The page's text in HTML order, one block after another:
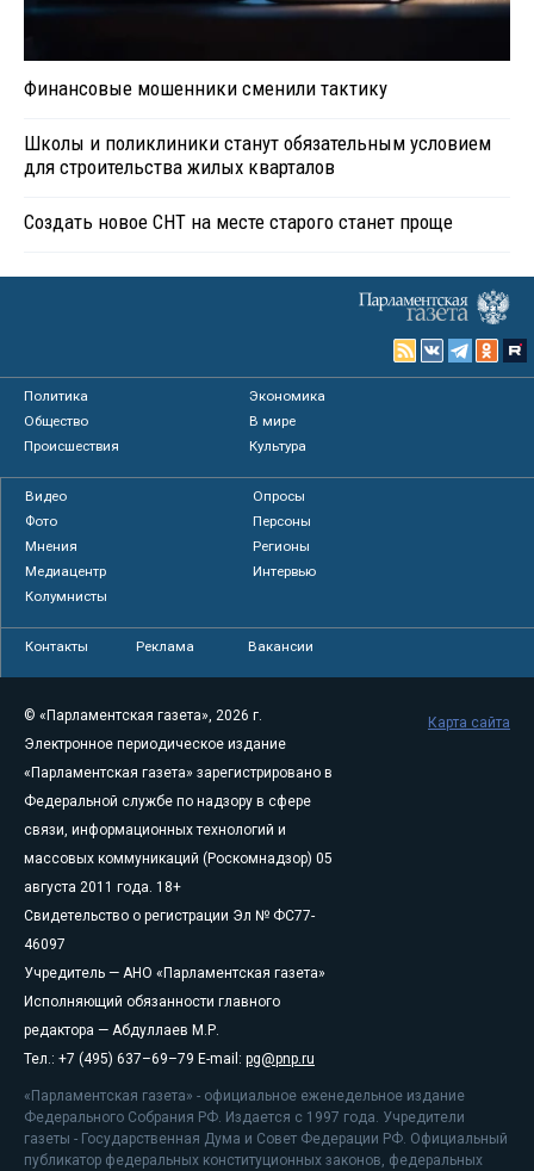
Финансовые мошенники сменили тактику
Школы и поликлиники станут обязательным условием
для строительства жилых кварталов
Создать новое СНТ на месте старого станет проще
Политика
Экономика
Общество
В мире
Происшествия
Культура
Видео
Опросы
Фото
Персоны
Мнения
Регионы
Медиацентр
Интервью
Колумнисты
Контакты Реклама Вакансии
© «Парламентская газета», 2026 г.
Электронное периодическое издание
«Парламентская газета» зарегистрировано в
Федеральной службе по надзору в сфере
связи, информационных технологий и
массовых коммуникаций (Роскомнадзор) 05
августа 2011 года. 18+
Свидетельство о регистрации Эл № ФС77-
46097
Учредитель — АНО «Парламентская газета»
Исполняющий обязанности главного
редактора — Абдуллаев М.Р.
Тел.: +7 (495) 637–69–79 E-mail: pg@pnp.ru
«Парламентская газета» - официальное еженедельное издание
Федерального Собрания РФ. Издается с 1997 года. Учредители
газеты - Государственная Дума и Совет Федерации РФ. Официальный
публикатор федеральных конституционных законов, федеральных
Карта сайта